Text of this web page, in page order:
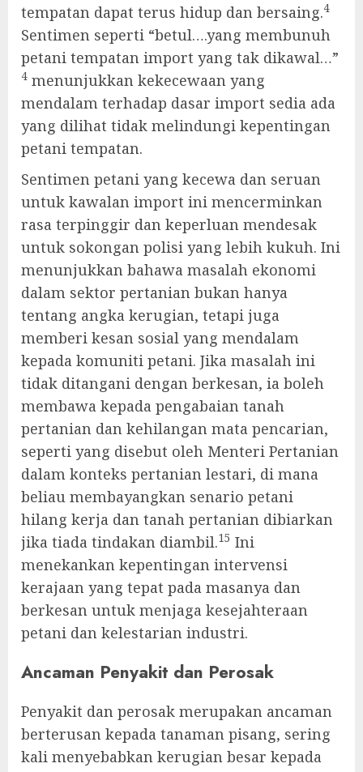
tempatan dapat terus hidup dan bersaing.4
Sentimen seperti “betul….yang membunuh
petani tempatan import yang tak dikawal…”
4 menunjukkan kekecewaan yang
mendalam terhadap dasar import sedia ada
yang dilihat tidak melindungi kepentingan
petani tempatan.
Sentimen petani yang kecewa dan seruan
untuk kawalan import ini mencerminkan
rasa terpinggir dan keperluan mendesak
untuk sokongan polisi yang lebih kukuh. Ini
menunjukkan bahawa masalah ekonomi
dalam sektor pertanian bukan hanya
tentang angka kerugian, tetapi juga
memberi kesan sosial yang mendalam
kepada komuniti petani. Jika masalah ini
tidak ditangani dengan berkesan, ia boleh
membawa kepada pengabaian tanah
pertanian dan kehilangan mata pencarian,
seperti yang disebut oleh Menteri Pertanian
dalam konteks pertanian lestari, di mana
beliau membayangkan senario petani
hilang kerja dan tanah pertanian dibiarkan
jika tiada tindakan diambil.15 Ini
menekankan kepentingan intervensi
kerajaan yang tepat pada masanya dan
berkesan untuk menjaga kesejahteraan
petani dan kelestarian industri.
Ancaman Penyakit dan Perosak
Penyakit dan perosak merupakan ancaman
berterusan kepada tanaman pisang, sering
kali menyebabkan kerugian besar kepada